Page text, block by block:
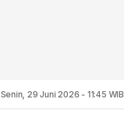
Senin, 29 Juni 2026 - 11:45 WIB